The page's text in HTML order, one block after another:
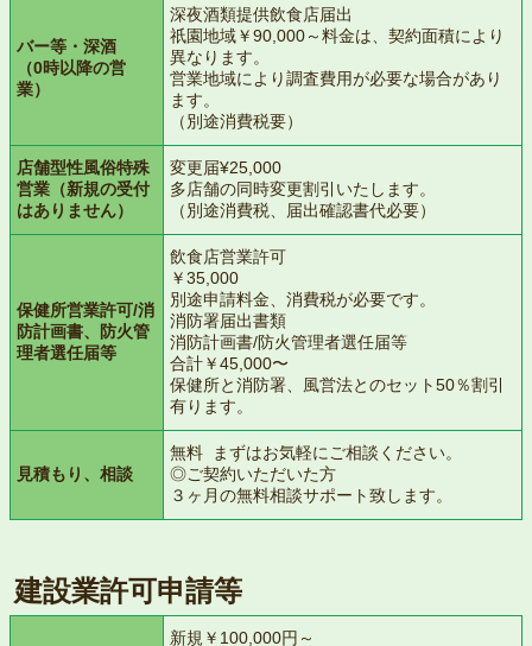
バー等・深酒
（0時以降の営
業）
深夜酒類提供飲食店届出
祇園地域￥90,000～料金は、契約面積により
異なります。
営業地域により調査費用が必要な場合があり
ます。
（別途消費税要）
店舗型性風俗特殊
営業（新規の受付
はありません）
変更届¥25,000
多店舗の同時変更割引いたします。
（別途消費税、届出確認書代必要）
保健所営業許可/消
防計画書、防火管
理者選任届等
飲食店営業許可
￥35,000
別途申請料金、消費税が必要です。
消防署届出書類
消防計画書/防火管理者選任届等
合計￥45,000〜
保健所と消防署、風営法とのセット50％割引
有ります。
見積もり、相談
無料 まずはお気軽にご相談ください。
◎ご契約いただいた方
３ヶ月の無料相談サポート致します。
建設業許可申請等
新規￥100,000円～